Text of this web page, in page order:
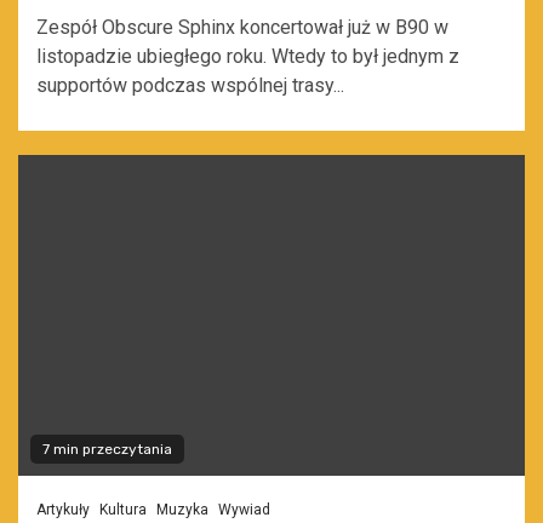
Zespół Obscure Sphinx koncertował już w B90 w
listopadzie ubiegłego roku. Wtedy to był jednym z
supportów podczas wspólnej trasy...
7 min przeczytania
Artykuły Kultura Muzyka Wywiad